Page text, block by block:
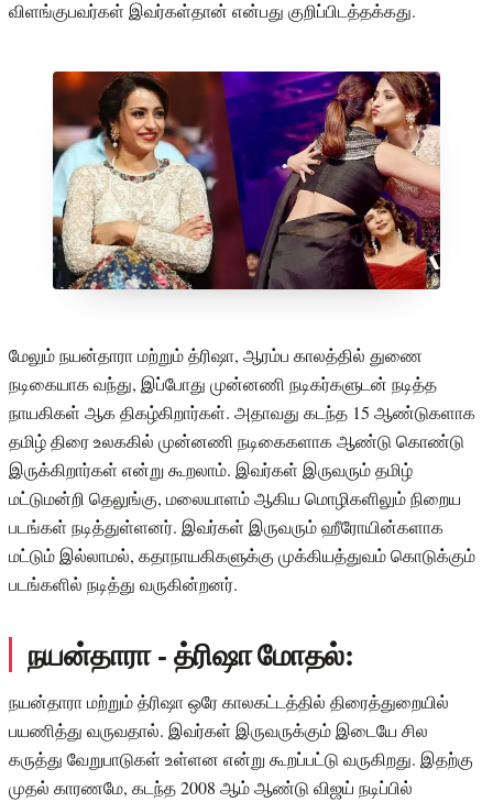
விளங்குபவர்கள் இவர்கள்தான் என்பது குறிப்பிடத்தக்கது.
மேலும் நயன்தாரா மற்றும் த்ரிஷா, ஆரம்ப காலத்தில் துணை
நடிகையாக வந்து, இப்போது முன்னணி நடிகர்களுடன் நடித்த
நாயகிகள் ஆக திகழ்கிறார்கள். அதாவது கடந்த 15 ஆண்டுகளாக
தமிழ் திரை உலககில் முன்னணி நடிகைகளாக ஆண்டு கொண்டு
இருக்கிறார்கள் என்று கூறலாம். இவர்கள் இருவரும் தமிழ்
மட்டுமன்றி தெலுங்கு, மலையாளம் ஆகிய மொழிகளிலும் நிறைய
படங்கள் நடித்துள்ளனர். இவர்கள் இருவரும் ஹீரோயின்களாக
மட்டும் இல்லாமல், கதாநாயகிகளுக்கு முக்கியத்துவம் கொடுக்கும்
படங்களில் நடித்து வருகின்றனர்.
நயன்தாரா - த்ரிஷா மோதல்:
நயன்தாரா மற்றும் த்ரிஷா ஒரே காலகட்டத்தில் திரைத்துறையில்
பயணித்து வருவதால். இவர்கள் இருவருக்கும் இடையே சில
கருத்து வேறுபாடுகள் உள்ளன என்று கூறப்பட்டு வருகிறது. இதற்கு
முதல் காரணமே, கடந்த 2008 ஆம் ஆண்டு விஜய் நடிப்பில்